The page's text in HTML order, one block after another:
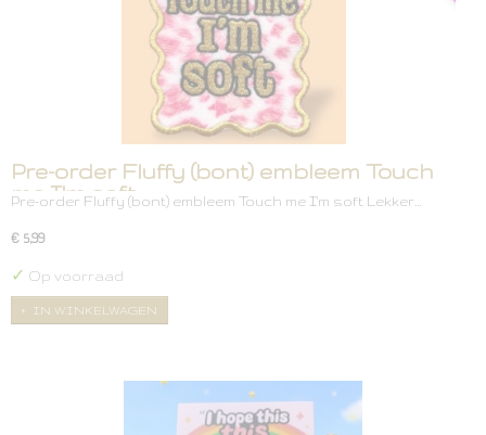
Pre-order Fluffy (bont) embleem Touch
me I'm soft
Pre-order Fluffy (bont) embleem Touch me I'm soft Lekker…
€ 5,99
✓ Op voorraad
IN WINKELWAGEN